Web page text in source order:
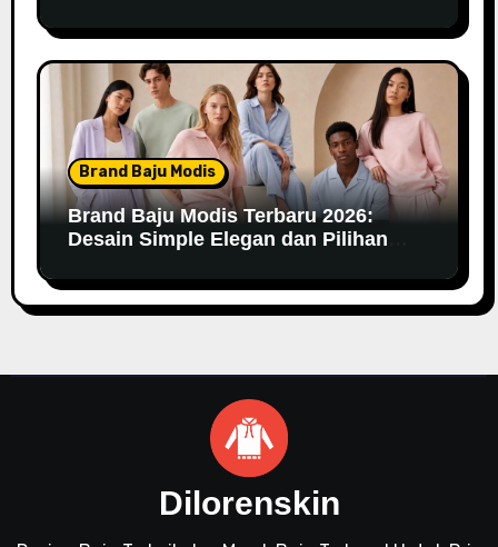
Brand Baju Modis
Brand Baju Modis Terbaru 2026:
Desain Simple Elegan dan Pilihan
Dilorenskin